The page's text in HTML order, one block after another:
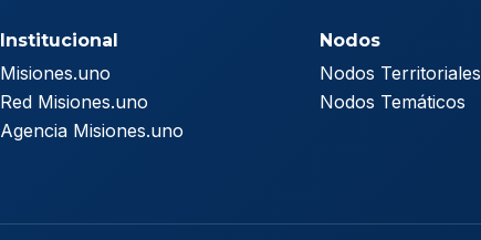
Institucional
Misiones.uno
Red Misiones.uno
Agencia Misiones.uno
Nodos
Nodos Territoriales
Nodos Temáticos